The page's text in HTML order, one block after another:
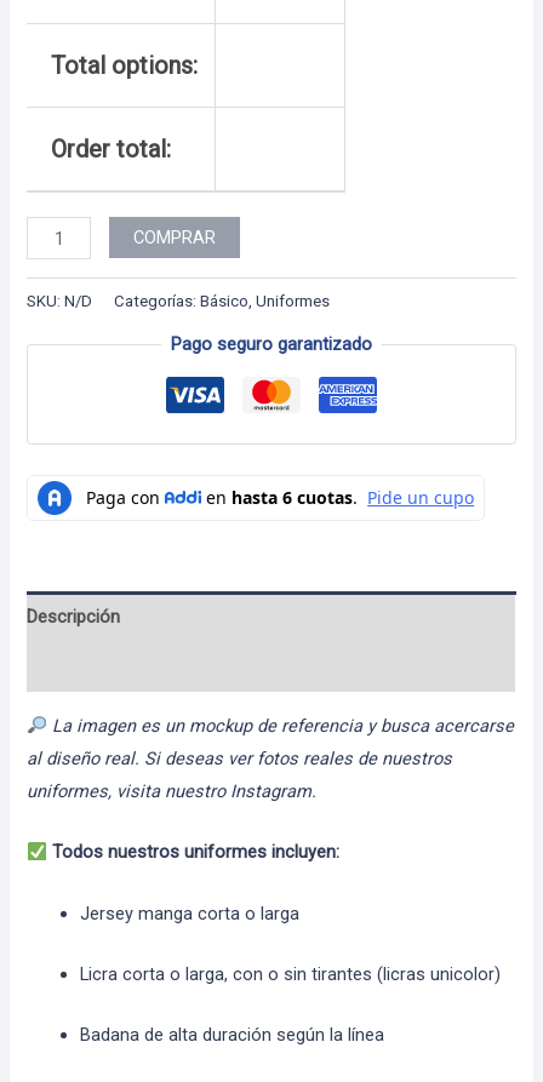
Total options:
Order total:
Uniforme
-
17
COMPRAR
SKU:N/D Categorías:Básico ,Uniformes
Pago seguro garantizado
Descripción
La imagen es un mockup de referencia y busca acercarse
al diseño real. Si deseas ver fotos reales de nuestros
uniformes, visita nuestro Instagram.
Todos nuestros uniformes incluyen:
Jersey manga corta o larga
Licra corta o larga, con o sin tirantes (licras unicolor)
Badana de alta duración según la línea